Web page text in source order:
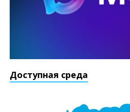
Доступная среда